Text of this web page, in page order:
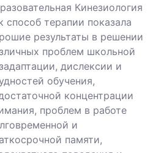
Кинезиология
способ терапии показала
результаты в решении
проблем школьной
дислексии и
обучения,
концентрации
проблем в работе
и
памяти,